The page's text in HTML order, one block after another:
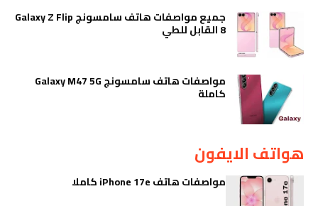
جميع مواصفات هاتف سامسونج Galaxy Z Flip
8 القابل للطي
مواصفات هاتف سامسونج Galaxy M47 5G
كاملة
هواتف الايفون
مواصفات هاتف iPhone 17e كاملا